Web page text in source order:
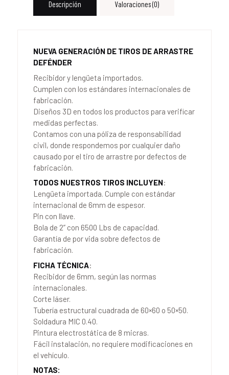
Descripción Valoraciones (0)
NUEVA GENERACIÓN DE TIROS DE ARRASTRE
DEFÉNDER
Recibidor y lengüeta importados.
Cumplen con los estándares internacionales de
fabricación.
Diseños 3D en todos los productos para verificar
medidas perfectas.
Contamos con una póliza de responsabilidad
civil, donde respondemos por cualquier daño
causado por el tiro de arrastre por defectos de
fabricación.
TODOS NUESTROS TIROS INCLUYEN:
Lengüeta importada. Cumple con estándar
internacional de 6mm de espesor.
Pin con llave.
Bola de 2” con 6500 Lbs de capacidad.
Garantía de por vida sobre defectos de
fabricación.
FICHA TÉCNICA:
Recibidor de 6mm, según las normas
internacionales.
Corte láser.
Tubería estructural cuadrada de 60×60 o 50×50.
Soldadura MIC 0.40.
Pintura electrostática de 8 micras.
Fácil instalación, no requiere modificaciones en
el vehículo.
NOTAS: